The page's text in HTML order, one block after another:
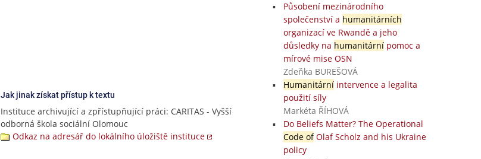
Jak jinak získat přístup k textu
Instituce archivující a zpřístupňující práci: CARITAS - Vyšší
odborná škola sociální Olomouc
Odkaz na adresář do lokálního úložiště instituce
Působení mezinárodního
společenství a humanitárních
organizací ve Rwandě a jeho
důsledky na humanitárnípomoc a
mírové mise OSN
Zdeňka BUREŠOVÁ
Humanitárníintervence a legalita
použití síly
Markéta ŘÍHOVÁ
Do Beliefs Matter? The Operational
Code ofOlaf Scholz and his Ukraine
policy